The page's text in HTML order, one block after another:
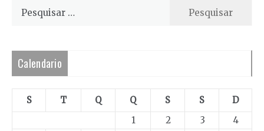
Pesquisar
Calendario
S T Q Q S S
D
1
2 3
4